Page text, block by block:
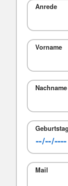
Anrede
Vorname
Nachname
Mail